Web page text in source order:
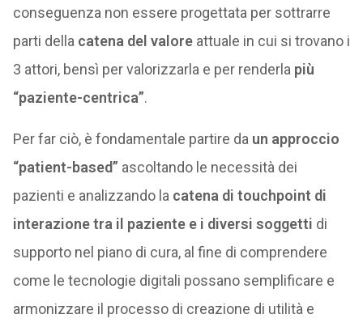
conseguenza non essere progettata per sottrarre
parti della catena del valoreattuale in cui si trovano i
3 attori, bensì per valorizzarla e per renderla più
“paziente-centrica”.
Per far ciò, è fondamentale partire da un approccio
“patient-based” ascoltando le necessità dei
pazienti e analizzando la catena di touchpoint di
interazione tra il paziente e i diversi soggetti di
supporto nel piano di cura, al fine di comprendere
come le tecnologie digitali possano semplificare e
armonizzare il processo di creazione di utilità e